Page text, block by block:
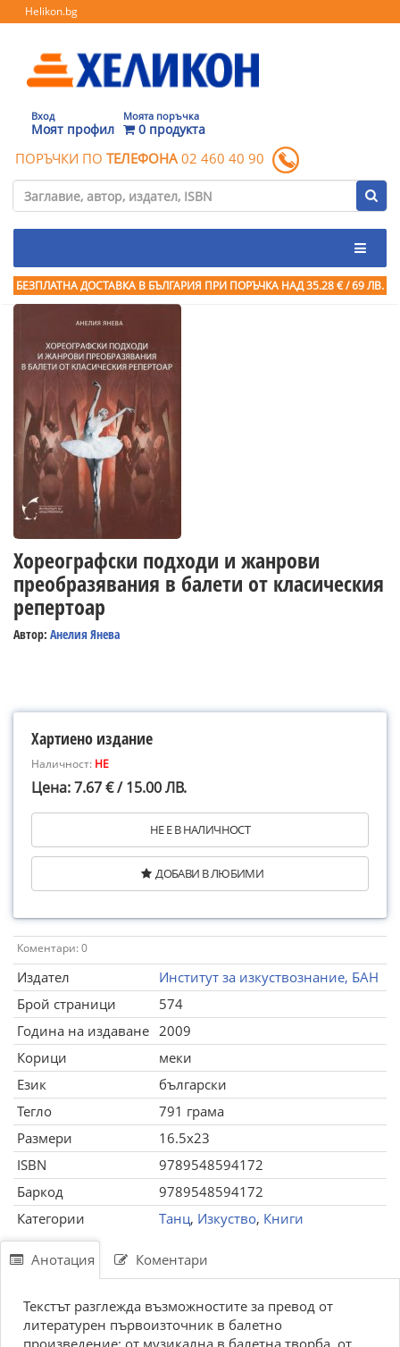
Helikon.bg
Вход
Моят профил
Моята поръчка
0 продукта
ПОРЪЧКИ ПО ТЕЛЕФОНА 02 460 40 90
БЕЗПЛАТНА ДОСТАВКА В БЪЛГАРИЯ ПРИ ПОРЪЧКА НАД 35.28 € / 69 ЛВ.
Хореографски подходи и жанрови
преобразявания в балети от класическия
репертоар
Автор: Анелия Янева
Хартиено издание
Наличност: НЕ
Цена: 7.67 € / 15.00 ЛВ.
НЕ Е В НАЛИЧНОСТ
ДОБАВИ В ЛЮБИМИ
Коментари: 0
Издател
Институт за изкуствознание, БАН
Брой страници
574
Година на издаване 2009
Корици
меки
Език
български
Тегло
791 грама
Размери
16.5x23
ISBN
9789548594172
Баркод
9789548594172
Категории
Танц, Изкуство, Книги
Анотация Коментари
Текстът разглежда възможностите за превод от
литературен първоизточник в балетно
произведение; от музикална в балетна творба, от